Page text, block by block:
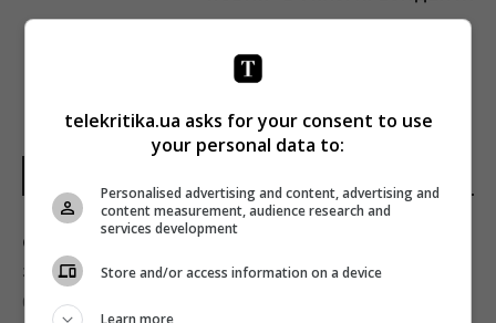
США запровадили нові санкції проти Куби
за співпрацю з Китаєм та РФ, - Bloomberg
02:05 п'ятниця, 07 серпня 2026
telekritika.ua asks for your consent to use
your personal data to:
Personalised advertising and content, advertising and
content measurement, audience research and
services development
Store and/or access information on a device
Learn more